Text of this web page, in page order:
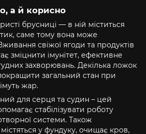
а й корисно
брусниці — в ній міститься
саме тому вона може
свіжої ягоди та продуктів
зміцнити імунітет, ефективне
захворювань. Декілька ложок
загальний стан при
жар.
для серця та судин – цей
стабілізувати роботу
системи. Також
у фундуку, очищає кров,